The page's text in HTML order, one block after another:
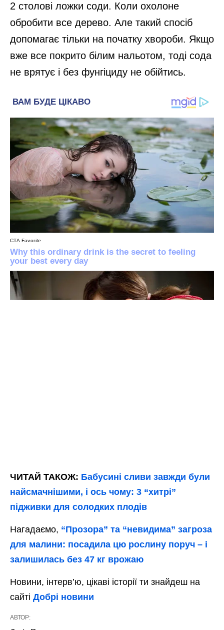
2 столові ложки соди. Коли охолоне
обробити все дерево. Але такий спосіб
допомагає тільки на початку хвороби. Якщо
вже все покрито білим нальотом, тоді сода
не врятує і без фунгіциду не обійтись.